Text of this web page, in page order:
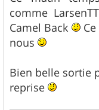
comme
Camel Back
Ce
nous
Bien belle sortie
reprise